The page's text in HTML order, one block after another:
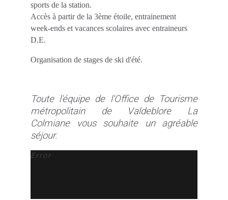
sports de la station.
Accès à partir de la 3ème étoile, entrainement
week-ends et vacances scolaires avec entraineurs
D.E.
Organisation de stages de ski d'été.
Toute l'équipe de l'Office de Tourisme
métropolitain de Valdeblore La
Colmiane vous souhaite un agréable
séjour.
Error